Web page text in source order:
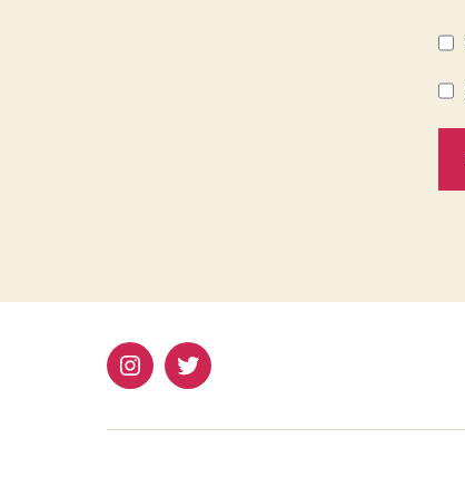
InstagramTwitter